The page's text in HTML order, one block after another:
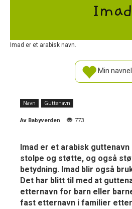
Imad
Imad er et arabisk navn.
Min
Navn Guttenavn
Av Babyverden 773
Imad er et arabisk
stolpe og støtte, og også
betydning. Imad blir også
Det har blitt til med at
etternavn for barn eller
fast etternavn i familier